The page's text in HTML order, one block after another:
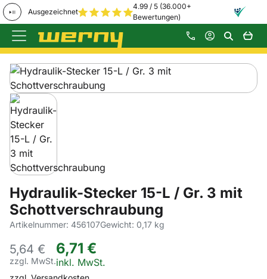
Ausgezeichnet
4.99 / 5 (36.000+
Bewertungen)
Zum Hauptinhalt springen
Produktgalerie
Zur Kaufbox springen
Hydraulik-Stecker 15-L / Gr. 3 mit
Schottverschraubung
Artikelnummer: 456107Gewicht: 0,17 kg
5,64 €
zzgl. MwSt.
6,71 €
Steuerhinweis:
inkl. MwSt.